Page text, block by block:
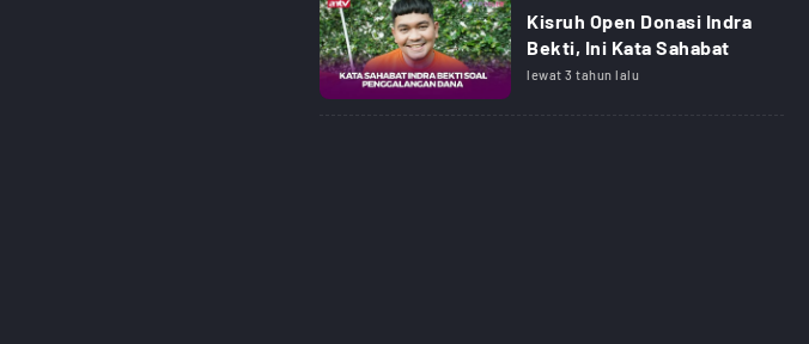
Kisruh Open Donasi Indra
Bekti, Ini Kata Sahabat
lewat 3 tahun lalu